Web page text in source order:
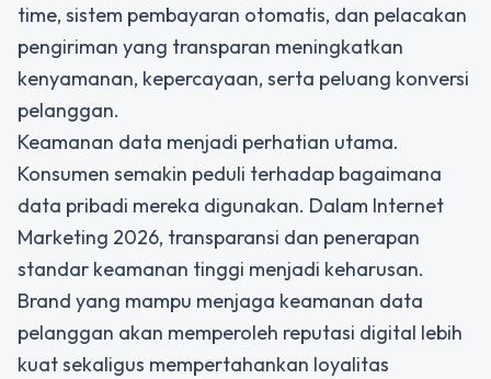
time, sistem pembayaran otomatis, dan pelacakan
pengiriman yang transparan meningkatkan
kenyamanan, kepercayaan, serta peluang konversi
pelanggan.
Keamanan data menjadi perhatian utama.
Konsumen semakin peduli terhadap bagaimana
data pribadi mereka digunakan. Dalam Internet
Marketing 2026, transparansi dan penerapan
standar keamanan tinggi menjadi keharusan.
Brand yang mampu menjaga keamanan data
pelanggan akan memperoleh reputasi digital lebih
kuat sekaligus mempertahankan loyalitas